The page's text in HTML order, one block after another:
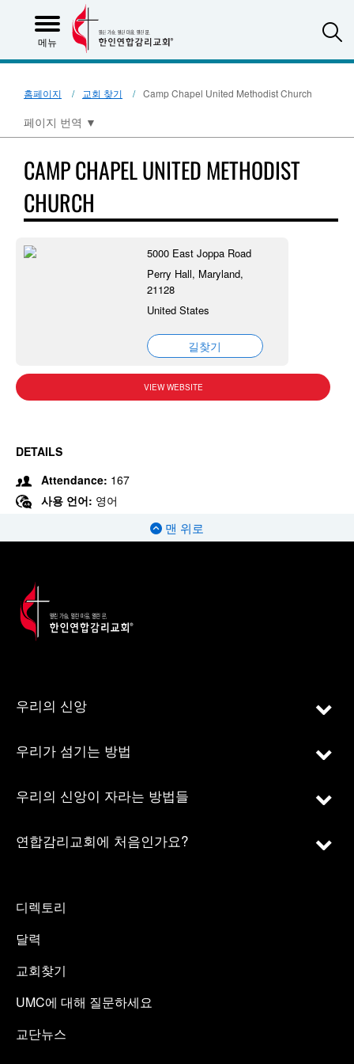
메뉴
홈페이지 교회 찾기 Camp Chapel United Methodist Church
페이지 번역 ▼
CAMP CHAPEL UNITED METHODIST
CHURCH
5000 East Joppa Road
Perry Hall, Maryland,
21128
United States
길찾기
VIEW WEBSITE
DETAILS
Attendance: 167
사용 언어: 영어
맨 위로
우리의 신앙
우리가 섬기는 방법
우리의 신앙이 자라는 방법들
연합감리교회에 처음인가요?
디렉토리
달력
교회찾기
UMC에 대해 질문하세요
교단뉴스